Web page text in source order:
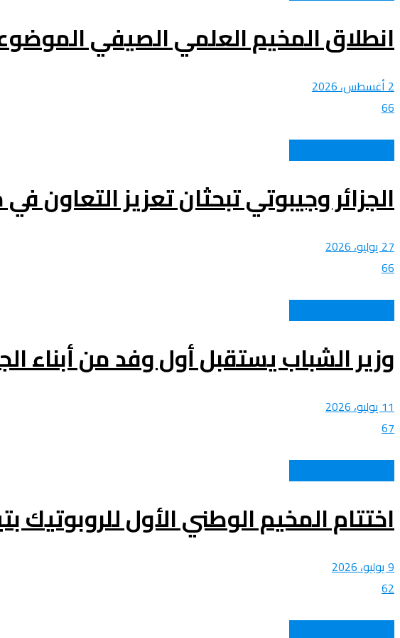
انطلاق المخيم العلمي الصيفي الموضوعاتي 2026
2 أغسطس، 2026
66
الجزائر وجيبوتي تبحثان تعزيز التعاون
27 يوليو، 2026
66
وزير الشباب يستقبل أول وفد من أبناء
11 يوليو، 2026
67
اختتام المخيم الوطني الأول للروبوتيك
9 يوليو، 2026
62